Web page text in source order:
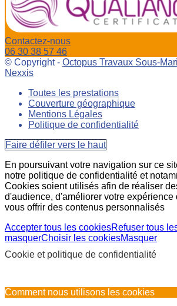
Contactez-nous
06 30 38 57 46
© Copyright - Octopus Travaux Sous-
Nexxis
Toutes les prestations
Couverture géographique
Mentions Légales
Politique de confidentialité
Faire défiler vers le haut
En poursuivant votre navigation sur ce
notre politique de confidentialité et
Cookies soient utilisés afin de réaliser
d'audience, d'améliorer votre expérience
vous offrir des contenus personnalisés
Accepter tous les cookiesRefuser tous
masquerChoisir les cookiesMasquer
Cookie et politique de confidentialité
Comment nous utilisons les cookies